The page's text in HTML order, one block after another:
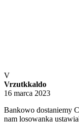
V
Vrzutkkaldo
16 marca 2023
Bankowo dostaniemy
nam losowanka